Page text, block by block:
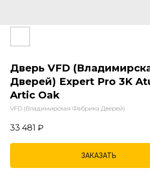
Дверь VFD
Дверей) Expert Pro 3K
Artic Oak
VFD (Владимирская Фабрика Дверей)
33 481 ₽
ЗАКАЗАТЬ